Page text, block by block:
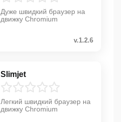
Дуже швидкий браузер на
движку Chromium
v.1.2.6
Slimjet
Легкий швидкий браузер на
движку Chromium